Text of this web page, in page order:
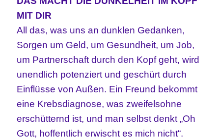
MIT DIR
All das, was uns an dunklen Gedanken,
Sorgen um Geld, um Gesundheit, um Job,
um Partnerschaft durch den Kopf geht, wird
unendlich potenziert und geschürt durch
Einflüsse von Außen. Ein Freund bekommt
eine Krebsdiagnose, was zweifelsohne
erschütternd ist, und man selbst denkt „Oh
Gott, hoffentlich erwischt es mich nicht“.